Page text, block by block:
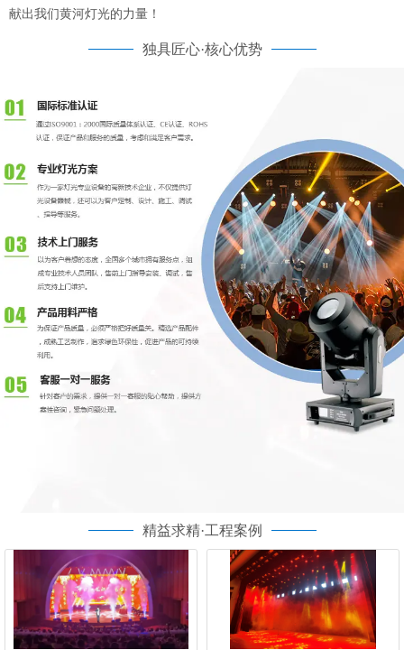
献出我们黄河灯光的力量！
独具匠心·核心优势
精益求精·工程案例